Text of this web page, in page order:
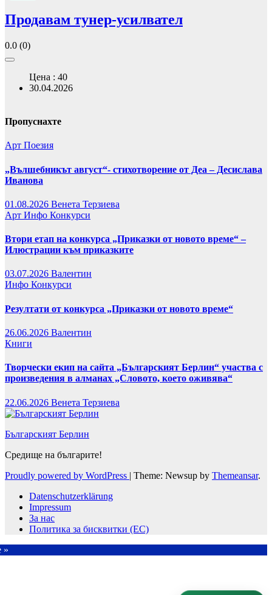
Продавам тунер-усилвател
0.0 (0)
Цена : 40
30.04.2026
Пропуснахте
Арт Поезия
„Вълшебникът август“- стихотворение от Деа – Десислава
Иванова
01.08.2026 Венета Терзиева
Арт Инфо Конкурси
Втори етап на конкурса „Приказки от новото време“ –
Илюстрации към приказките
03.07.2026 Валентин
Инфо Конкурси
Резултати от конкурса „Приказки от новото време“
26.06.2026 Валентин
Книги
Творчески екип на сайта „Българският Берлин“ участва с
произведения в алманах „Словото, което оживява“
22.06.2026 Венета Терзиева
Българският Берлин
Средище на българите!
Proudly powered by WordPress | Theme: Newsup by Themeansar.
Datenschutzerklärung
Impressum
За нас
Политика за бисквитки (ЕС)
»